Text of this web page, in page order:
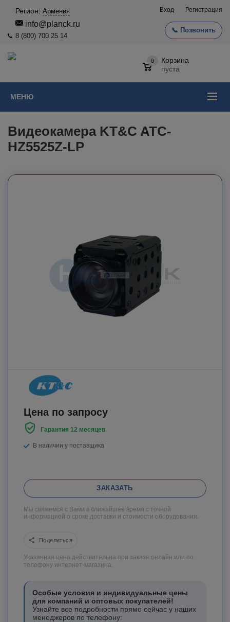
Регион: Армения
info@planck.ru
8 (800) 700 25 14
📞 Позвонить
Вход Регистрация
МЕНЮ
0
Корзина
пуста
Видеокамера KT&C ATC-
HZ5525Z-LP
Цена по запросу
Гарантия 12 месяцев
В наличии у поставщика
ЗАКАЗАТЬ
Мы свяжемся с Вами в ближайшее время с точной
информацией о сроке доставки и стоимости оборудования.
Поделиться
Указанная цена действительна при заказе онлайн или по
телефону интернет-магазина.
Особые условия и индивидуальные цены
для компаний и оптовых покупателей!
Узнайте все подробности прямо сейчас у наших
менеджеров по телефону: